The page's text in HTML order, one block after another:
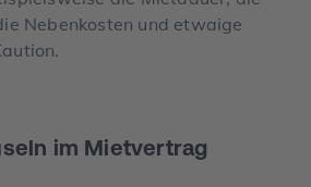
Nebenkosten und etwaige
im Mietvertrag